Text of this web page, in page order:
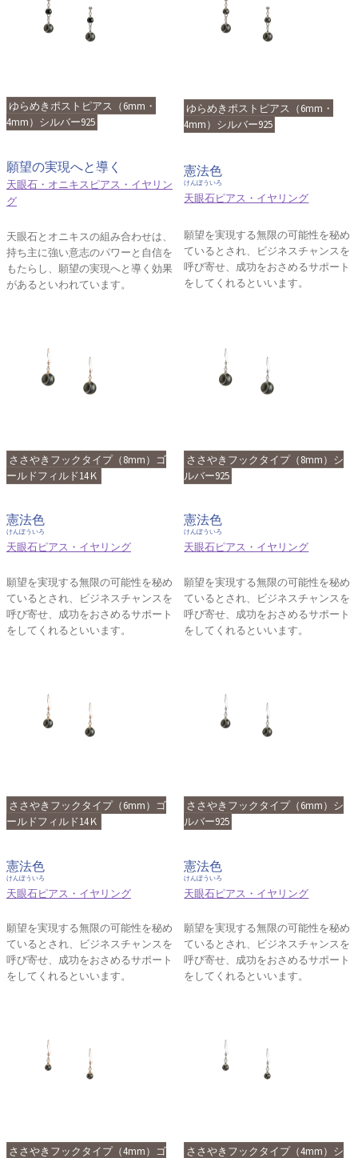
ゆらめきポストピアス（6mm・
4mm）シルバー925
願望の実現へと導く
天眼石・オニキスピアス・イヤリン
グ
天眼石とオニキスの組み合わせは、
持ち主に強い意志のパワーと自信を
もたらし、願望の実現へと導く効果
があるといわれています。
ゆらめきポストピアス（6mm・
4mm）シルバー925
憲法色
けんぽういろ
天眼石ピアス・イヤリング
願望を実現する無限の可能性を秘め
ているとされ、ビジネスチャンスを
呼び寄せ、成功をおさめるサポート
をしてくれるといいます。
ささやきフックタイプ（8mm）ゴ
ールドフィルド14Ｋ
憲法色
けんぽういろ
天眼石ピアス・イヤリング
願望を実現する無限の可能性を秘め
ているとされ、ビジネスチャンスを
呼び寄せ、成功をおさめるサポート
をしてくれるといいます。
ささやきフックタイプ（8mm）シ
ルバー925
憲法色
けんぽういろ
天眼石ピアス・イヤリング
願望を実現する無限の可能性を秘め
ているとされ、ビジネスチャンスを
呼び寄せ、成功をおさめるサポート
をしてくれるといいます。
ささやきフックタイプ（6mm）ゴ
ールドフィルド14Ｋ
憲法色
けんぽういろ
天眼石ピアス・イヤリング
願望を実現する無限の可能性を秘め
ているとされ、ビジネスチャンスを
呼び寄せ、成功をおさめるサポート
をしてくれるといいます。
ささやきフックタイプ（6mm）シ
ルバー925
憲法色
けんぽういろ
天眼石ピアス・イヤリング
願望を実現する無限の可能性を秘め
ているとされ、ビジネスチャンスを
呼び寄せ、成功をおさめるサポート
をしてくれるといいます。
ささやきフックタイプ（4mm）ゴ
ささやきフックタイプ（4mm）シ